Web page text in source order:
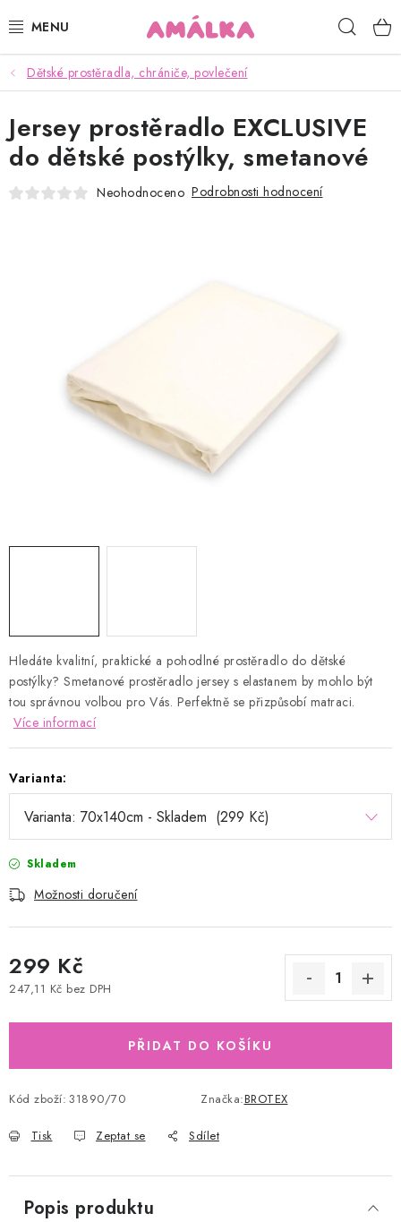
na
KOJENECKÉ, DĚTSKÉ OBLEČENÍ
ČEPICE, RUKAVICE, NÁKRČNÍKY
OSUŠKY, BRYNDÁKY, DEKY, DOPLŇKY
Proč AMÁLKA?
Doprava a platba
Postup pro vrácení a výměnu
Obchodní podmínky
Dětské prostěradla, chrániče, povlečení
Hledáte kvalitní, praktické a pohodlné prostěradlo do dětské
postýlky? Smetanové prostěradlo jersey s elastanem by mohlo být
tou správnou volbou pro Vás. Perfektně se přizpůsobí matraci.
Více informací
Varianta:
Skladem
Možnosti doručení
299 Kč
247,11 Kč bez DPH
PŘIDAT DO KOŠÍKU
Kód zboží: 31890/70 Značka:BROTEX
Tisk Zeptat se Sdílet
Jersey prostěradlo EXCLUSIVE
do dětské postýlky, smetanové
Neohodnoceno Podrobnosti hodnocení
Popis produktu